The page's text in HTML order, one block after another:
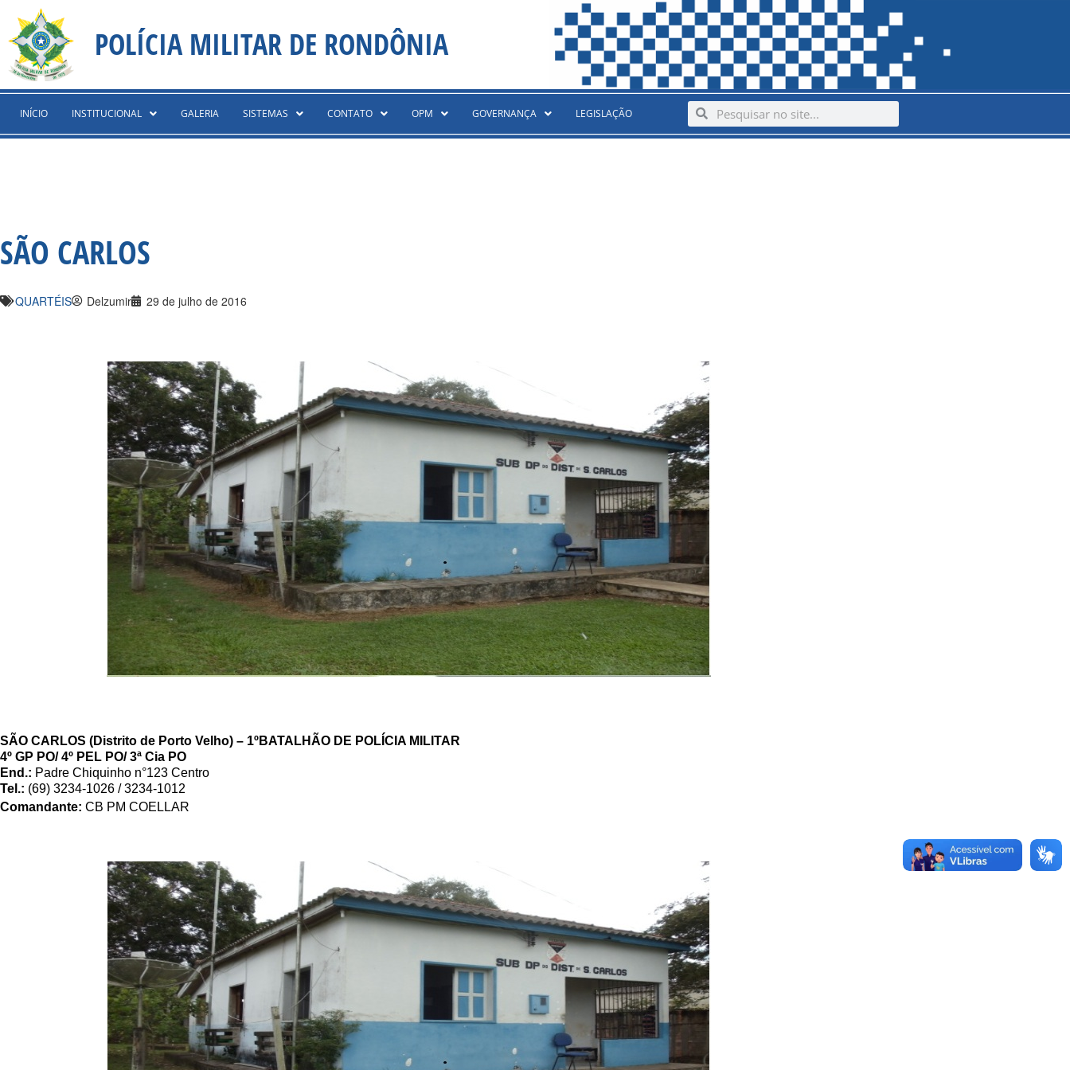
content
para
conteúdo
POLÍCIA MILITAR DE RONDÔNIA
INÍCIO INSTITUCIONAL GALERIA SISTEMAS CONTATO OPM GOVERNANÇA LEGISLAÇÃO SearchSearch
SÃO CARLOS
QUARTÉIS Delzumir 29 de julho de 2016
SÃO CARLOS (Distrito de Porto Velho) – 1ºBATALHÃO DE POLÍCIA MILITAR
4º GP PO/ 4º PEL PO/ 3ª Cia PO
End.: Padre Chiquinho n°123 Centro
Tel.: (69) 3234-1026 / 3234-1012
Comandante: CB PM COELLAR